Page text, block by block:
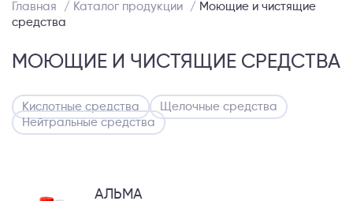
Главная / Каталог продукции / Моющие и чистящие
средства
МОЮЩИЕ И ЧИСТЯЩИЕ СРЕДСТВА
Кислотные средства
Щелочные средства
Нейтральные средства
АЛЬМА